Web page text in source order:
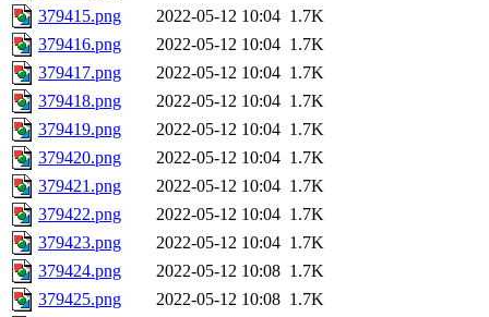
379415.png
2022-05-12 10:04 1.7K
379416.png
2022-05-12 10:04 1.7K
379417.png
2022-05-12 10:04 1.7K
379418.png
2022-05-12 10:04 1.7K
379419.png
2022-05-12 10:04 1.7K
379420.png
2022-05-12 10:04 1.7K
379421.png
2022-05-12 10:04 1.7K
379422.png
2022-05-12 10:04 1.7K
379423.png
2022-05-12 10:04 1.7K
379424.png
2022-05-12 10:08 1.7K
379425.png
2022-05-12 10:08 1.7K